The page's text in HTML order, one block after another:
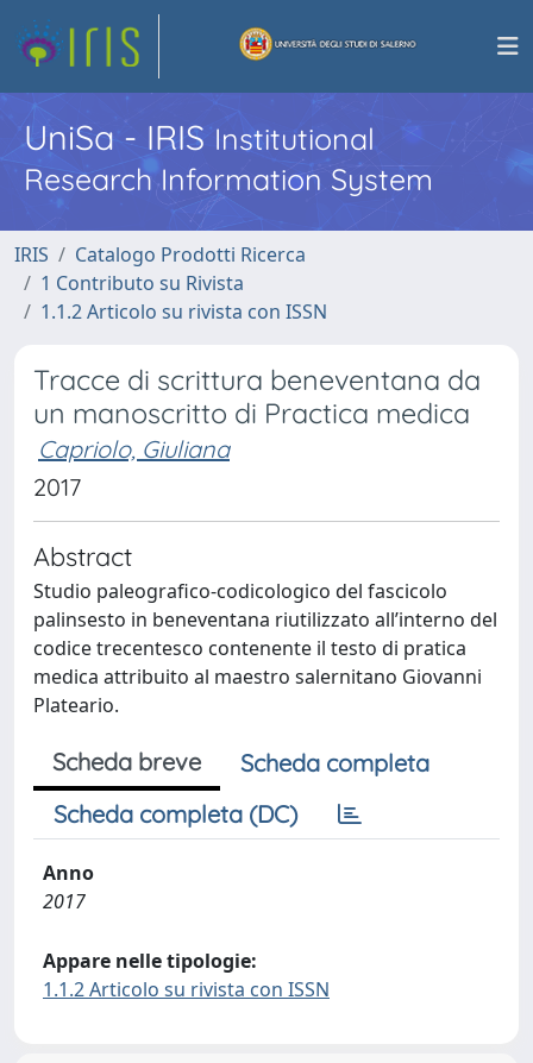
UniSa - IRISInstitutional
Research Information System
IRIS
Catalogo Prodotti Ricerca
1 Contributo su Rivista
1.1.2 Articolo su rivista con ISSN
Tracce di scrittura beneventana da
un manoscritto di Practica medica
Capriolo, Giuliana
2017
Abstract
Studio paleografico-codicologico del fascicolo
palinsesto in beneventana riutilizzato all’interno del
codice trecentesco contenente il testo di pratica
medica attribuito al maestro salernitano Giovanni
Plateario.
Scheda breve
Scheda completa
Scheda completa (DC)
Anno
2017
Appare nelle tipologie:
1.1.2 Articolo su rivista con ISSN